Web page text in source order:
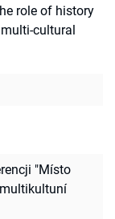
role of history
cultural
"Místo